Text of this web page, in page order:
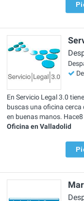
En Servicio Legal 3.0
buscas una oficina cerca
en buenas manos.
Oficina en Valladolid